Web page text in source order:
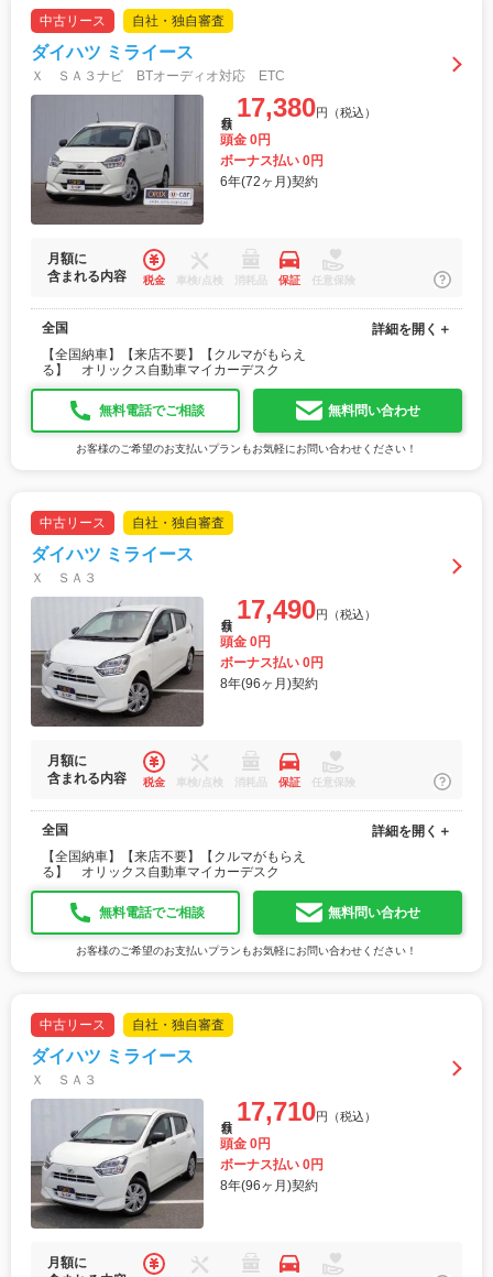
中古リース 自社・独自審査
ダイハツ ミライース
Ｘ ＳＡ３ナビ BTオーディオ対応 ETC
17,380円（税込）
頭金 0円
ボーナス払い 0円
6年(72ヶ月)契約
月額に
含まれる内容
税金 車検/点検 消耗品 保証 任意保険
全国
【全国納車】【来店不要】【クルマがもらえ
る】 オリックス自動車マイカーデスク
詳細を開く＋
無料電話でご相談 無料問い合わせ
お客様のご希望のお支払いプランもお気軽にお問い合わせください！
中古リース 自社・独自審査
ダイハツ ミライース
Ｘ ＳＡ３
17,490円（税込）
頭金 0円
ボーナス払い 0円
8年(96ヶ月)契約
月額に
含まれる内容
税金 車検/点検 消耗品 保証 任意保険
全国
【全国納車】【来店不要】【クルマがもらえ
る】 オリックス自動車マイカーデスク
詳細を開く＋
無料電話でご相談 無料問い合わせ
お客様のご希望のお支払いプランもお気軽にお問い合わせください！
中古リース 自社・独自審査
ダイハツ ミライース
Ｘ ＳＡ３
17,710円（税込）
頭金 0円
ボーナス払い 0円
8年(96ヶ月)契約
月額に